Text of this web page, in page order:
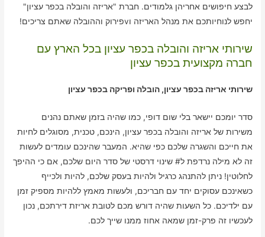
לבצע חיפושים אחריהן גלמודים. חברת "אריזה והובלה בכפר עציון"
יחפש לנוחיותכם את מנהל האריזה וvפירוק וההובלה שאתם צריכים!
שירותי אריזה והובלה בכפר עציון בכל הארץ עם
חברה מקצועית בכפר עציון
שירותי אריזה בכפר עציון, הובלה ופריקה בכפר עציון
סדר יומכם יישאר בלי שום דופי, כמו שהיה בזמן שאתם נהנים
משירות של אריזה והובלה בכפר עציון, הינכם, טכנית, מסוגלים לחיות
את חייכם והשגרה שלכם כפי שהיא. המעבר שהינכם עומדים לעשות
זה לא מילה נרדפת ל# שינוי דרסטי של סדר היום שלכם, אם כי ההיפך
לחלוטין! ניתן להתנהג כרגיל ולהיות בעסק שלכם, להיות ולכייף
כשאינכם עסוקים יחד עם חבריכם, ולעשות מאמץ ללהיות מספיק זמן
עם ילדיכם. כל השעות שהיה דורש מכם לטובת אריזת דירתכם, נכון
לעכשיו זה פרק-זמן שמאה אחוז ממנו שייך לכם.